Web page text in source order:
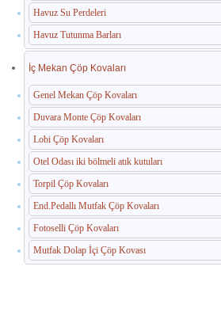
Havuz Su Perdeleri
Havuz Tutunma Barları
İç Mekan Çöp Kovaları
Genel Mekan Çöp Kovaları
Duvara Monte Çöp Kovaları
Lobi Çöp Kovaları
Otel Odası iki bölmeli atık kutuları
Torpil Çöp Kovaları
End.Pedallı Mutfak Çöp Kovaları
Fotoselli Çöp Kovaları
Mutfak Dolap İçi Çöp Kovası